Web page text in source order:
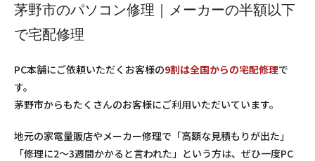
茅野市のパソコン修理｜メーカーの半額以下
で宅配修理
PC本舗にご依頼いただくお客様の9割は全国からの宅配修理で
す。
茅野市からもたくさんのお客様にご利用いただいています。
地元の家電量販店やメーカー修理で「高額な見積もりが出た」
「修理に2〜3週間かかると言われた」という方は、ぜひ一度PC